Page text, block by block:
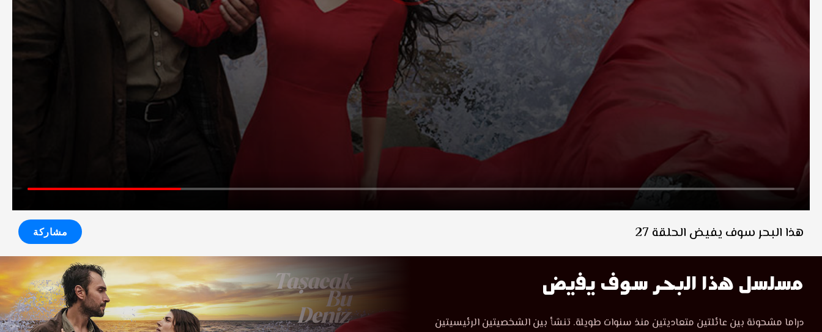
هذا البحر سوف يفيض الحلقة 27 مشاركة
مسلسل هذا البحر سوف يفيض
دراما مشحونة بين عائلتين متعاديتين منذ سنوات طويلة. تنشأ بين الشخصيتين الرئيسيتين